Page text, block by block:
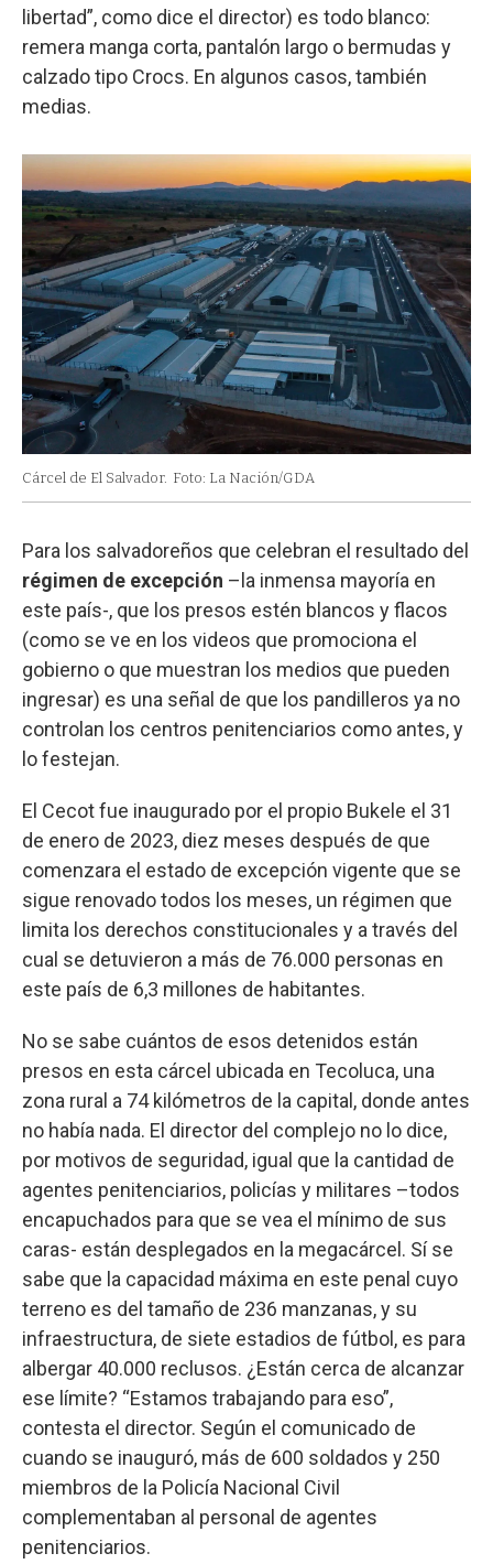
libertad”, como dice el director) es todo blanco:
remera manga corta, pantalón largo o bermudas y
calzado tipo Crocs. En algunos casos, también
medias.
Cárcel de El Salvador. Foto: La Nación/GDA
Para los salvadoreños que celebran el resultado del
régimen de excepción –la inmensa mayoría en
este país-, que los presos estén blancos y flacos
(como se ve en los videos que promociona el
gobierno o que muestran los medios que pueden
ingresar) es una señal de que los pandilleros ya no
controlan los centros penitenciarios como antes, y
lo festejan.
El Cecot fue inaugurado por el propio Bukele el 31
de enero de 2023, diez meses después de que
comenzara el estado de excepción vigente que se
sigue renovado todos los meses, un régimen que
limita los derechos constitucionales y a través del
cual se detuvieron a más de 76.000 personas en
este país de 6,3 millones de habitantes.
No se sabe cuántos de esos detenidos están
presos en esta cárcel ubicada en Tecoluca, una
zona rural a 74 kilómetros de la capital, donde antes
no había nada. El director del complejo no lo dice,
por motivos de seguridad, igual que la cantidad de
agentes penitenciarios, policías y militares –todos
encapuchados para que se vea el mínimo de sus
caras- están desplegados en la megacárcel. Sí se
sabe que la capacidad máxima en este penal cuyo
terreno es del tamaño de 236 manzanas, y su
infraestructura, de siete estadios de fútbol, es para
albergar 40.000 reclusos. ¿Están cerca de alcanzar
ese límite? “Estamos trabajando para eso”,
contesta el director. Según el comunicado de
cuando se inauguró, más de 600 soldados y 250
miembros de la Policía Nacional Civil
complementaban al personal de agentes
penitenciarios.